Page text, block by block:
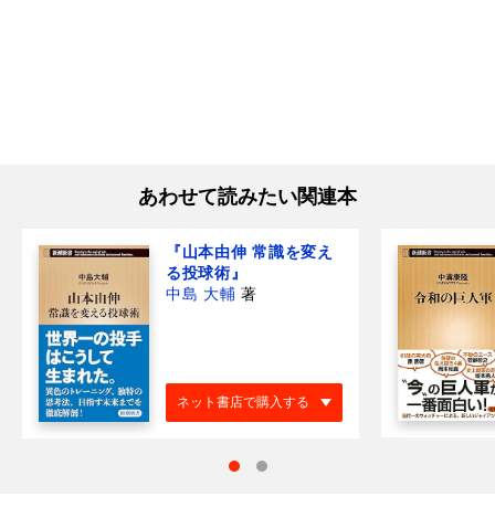
あわせて読みたい関連本
『山本由伸 常識を変え
る投球術』
中島 大輔 著
ネット書店で購入する